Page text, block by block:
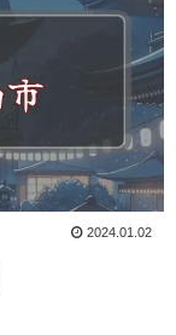
2024.01.02